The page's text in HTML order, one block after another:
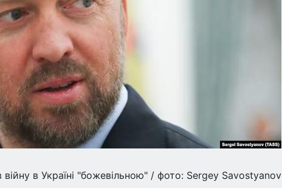
в Україні "божевільною" / фото: Sergey Savostyanov